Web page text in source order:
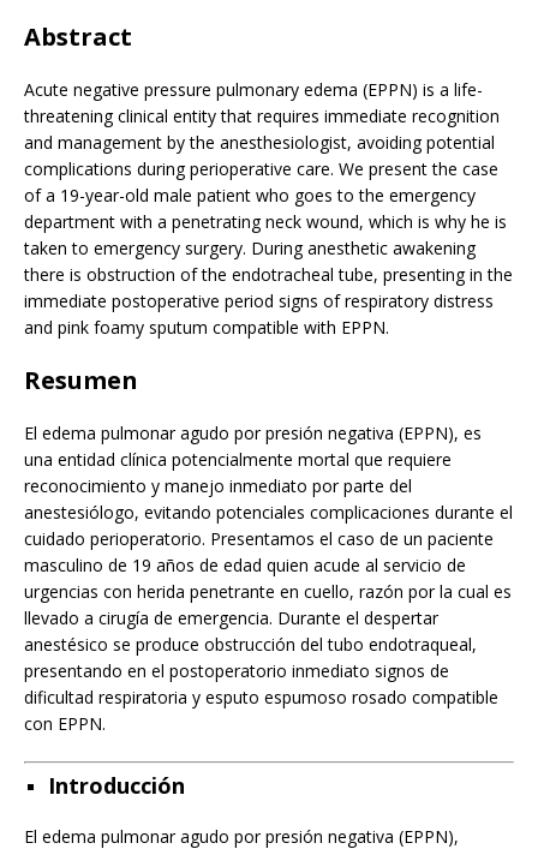
Abstract
Acute negative pressure pulmonary edema (EPPN) is a life-
threatening clinical entity that requires immediate recognition
and management by the anesthesiologist, avoiding potential
complications during perioperative care. We present the case
of a 19-year-old male patient who goes to the emergency
department with a penetrating neck wound, which is why he is
taken to emergency surgery. During anesthetic awakening
there is obstruction of the endotracheal tube, presenting in the
immediate postoperative period signs of respiratory distress
and pink foamy sputum compatible with EPPN.
Resumen
El edema pulmonar agudo por presión negativa (EPPN), es
una entidad clínica potencialmente mortal que requiere
reconocimiento y manejo inmediato por parte del
anestesiólogo, evitando potenciales complicaciones durante el
cuidado perioperatorio. Presentamos el caso de un paciente
masculino de 19 años de edad quien acude al servicio de
urgencias con herida penetrante en cuello, razón por la cual es
llevado a cirugía de emergencia. Durante el despertar
anestésico se produce obstrucción del tubo endotraqueal,
presentando en el postoperatorio inmediato signos de
dificultad respiratoria y esputo espumoso rosado compatible
con EPPN.
Introducción
El edema pulmonar agudo por presión negativa (EPPN),